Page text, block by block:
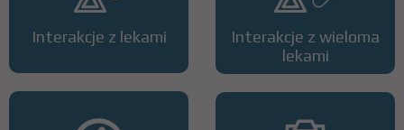
Interakcje z lekami
Interakcje z wieloma
lekami